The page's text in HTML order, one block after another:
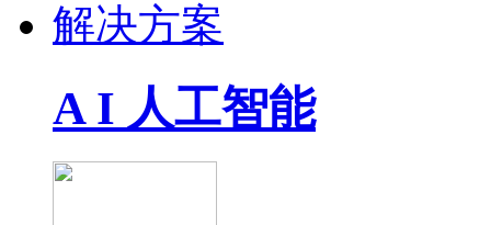
解决方案
A I 人工智能